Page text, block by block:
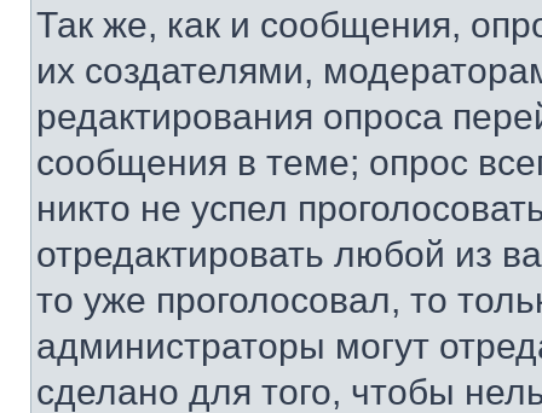
Так же, как и сообщения,
их создателями,
редактирования опроса
сообщения в теме; опрос
никто не успел
отредактировать любой из
то уже проголосовал, то
администраторы могут
сделано для того, чтобы